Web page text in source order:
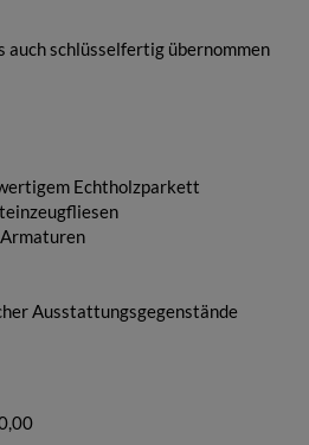
auch schlüsselfertig übernommen
Echtholzparkett
Ausstattungsgegenstände